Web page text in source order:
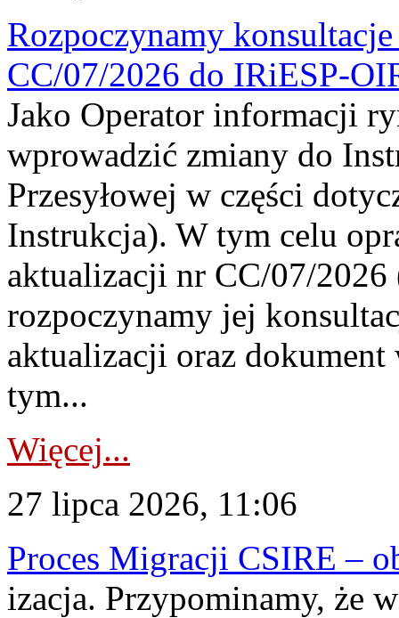
Rozpoczynamy
CC/07/2026 do IRiESP-
Jako Operator informacji
wprowadzić zmiany do
Przesyłowej w części
Instrukcja). W tym celu
aktualizacji nr CC/07/
rozpoczynamy jej
aktualizacji oraz
tym...
Więcej...
27 lipca 2026, 11:06
Proces Migracji CSIRE –
izacja. Przypominamy, że